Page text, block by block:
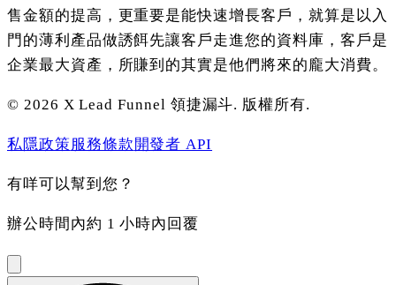
售金額的提高，更重要是能快速增長客戶，就算是以入
門的薄利產品做誘餌先讓客戶走進您的資料庫，客戶是
企業最大資產，所賺到的其實是他們將來的龐大消費。
© 2026 X Lead Funnel 領捷漏斗. 版權所有.
私隱政策服務條款 開發者 API
有咩可以幫到您？
辦公時間內約 1 小時內回覆